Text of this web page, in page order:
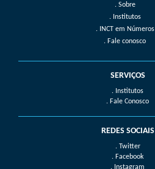
Sobre
Institutos
INCT em Números
Fale conosco
SERVIÇOS
. Institutos
. Fale Conosco
REDES SOCIAIS
. Twitter
. Facebook
. Instagram